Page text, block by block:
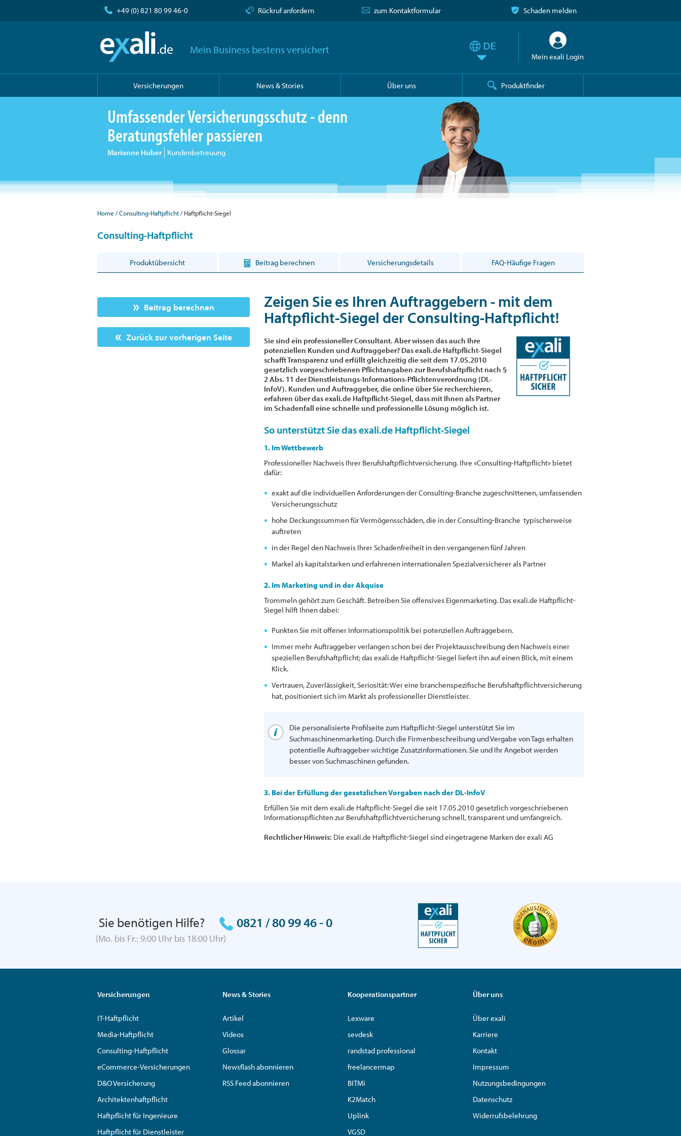
+49 (0) 821 80 99 46-0 Rückruf anfordern zum Kontaktformular Schaden melden
Mein Business bestens versichert
Mein exali Login
Versicherungen News & Stories Über uns Produktfinder
Umfassender Versicherungsschutz - denn
Beratungsfehler passieren
Marianne Huber Kundenbetreuung
Home Consulting-Haftpflicht Haftpflicht-Siegel
Consulting-Haftpflicht
Produktübersicht Beitrag berechnen Versicherungsdetails FAQ-Häufige Fragen
Beitrag berechnen
Zurück zur vorherigen Seite
Zeigen Sie es Ihren Auftraggebern - mit dem
Haftpflicht-Siegel der Consulting-Haftpflicht!
Sie sind ein professioneller Consultant. Aber wissen das auch Ihre
potenziellen Kunden und Auftraggeber? Das exali.de Haftpflicht-Siegel
schafft Transparenz und erfüllt gleichzeitig die seit dem 17.05.2010
gesetzlich vorgeschriebenen Pflichtangaben zur Berufshaftpflicht nach §
2 Abs. 11 der Dienstleistungs-Informations-Pflichtenverordnung (DL-
InfoV). Kunden und Auftraggeber, die online über Sie recherchieren,
erfahren über das exali.de Haftpflicht-Siegel, dass mit Ihnen als Partner
im Schadenfall eine schnelle und professionelle Lösung möglich ist.
So unterstützt Sie das exali.de Haftpflicht-Siegel
1. Im Wettbewerb
Professioneller Nachweis Ihrer Berufshaftpflichtversicherung. Ihre «Consulting-Haftpflicht» bietet
dafür:
exakt auf die individuellen Anforderungen der Consulting-Branche zugeschnittenen, umfassenden
Versicherungsschutz
hohe Deckungssummen für Vermögensschäden, die in der Consulting-Branche typischerweise
auftreten
in der Regel den Nachweis Ihrer Schadenfreiheit in den vergangenen fünf Jahren
Markel als kapitalstarken und erfahrenen internationalen Spezialversicherer als Partner
2. Im Marketing und in der Akquise
Trommeln gehört zum Geschäft. Betreiben Sie offensives Eigenmarketing. Das exali.de Haftpflicht-
Siegel hilft Ihnen dabei:
Punkten Sie mit offener Informationspolitik bei potenziellen Auftraggebern.
Immer mehr Auftraggeber verlangen schon bei der Projektausschreibung den Nachweis einer
speziellen Berufshaftpflicht; das exali.de Haftpflicht-Siegel liefert ihn auf einen Blick, mit einem
Klick.
Vertrauen, Zuverlässigkeit, Seriosität: Wer eine branchenspezifische Berufshaftpflichtversicherung
hat, positioniert sich im Markt als professioneller Dienstleister.
Die personalisierte Profilseite zum Haftpflicht-Siegel unterstützt Sie im
Suchmaschinenmarketing. Durch die Firmenbeschreibung und Vergabe von Tags erhalten
potentielle Auftraggeber wichtige Zusatzinformationen. Sie und Ihr Angebot werden
besser von Suchmaschinen gefunden.
3. Bei der Erfüllung der gesetzlichen Vorgaben nach der DL-InfoV
Erfüllen Sie mit dem exali.de Haftpflicht-Siegel die seit 17.05.2010 gesetzlich vorgeschriebenen
Informationspflichten zur Berufshaftpflichtversicherung schnell, transparent und umfangreich.
Rechtlicher Hinweis: Die exali.de Haftpflicht-Siegel sind eingetragene Marken der exali AG
Sie benötigen Hilfe? 0821 / 80 99 46 - 0
(Mo. bis Fr.: 9:00 Uhr bis 18:00 Uhr)
Versicherungen
IT-Haftpflicht
Media-Haftpflicht
Consulting-Haftpflicht
eCommerce-Versicherungen
D&O Versicherung
Architektenhaftpflicht
Haftpflicht für Ingenieure
Haftpflicht für Dienstleister
News & Stories
Artikel
Videos
Glossar
Newsflash abonnieren
RSS Feed abonnieren
Kooperationspartner
Lexware
sevdesk
randstad professional
freelancermap
BITMi
K2Match
Uplink
VGSD
Über uns
Über exali
Karriere
Kontakt
Impressum
Nutzungsbedingungen
Datenschutz
Widerrufsbelehrung